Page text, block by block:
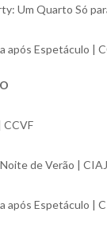
Um Quarto Só
após Espetáculo |
CCVF
de Verão |
após Espetáculo |